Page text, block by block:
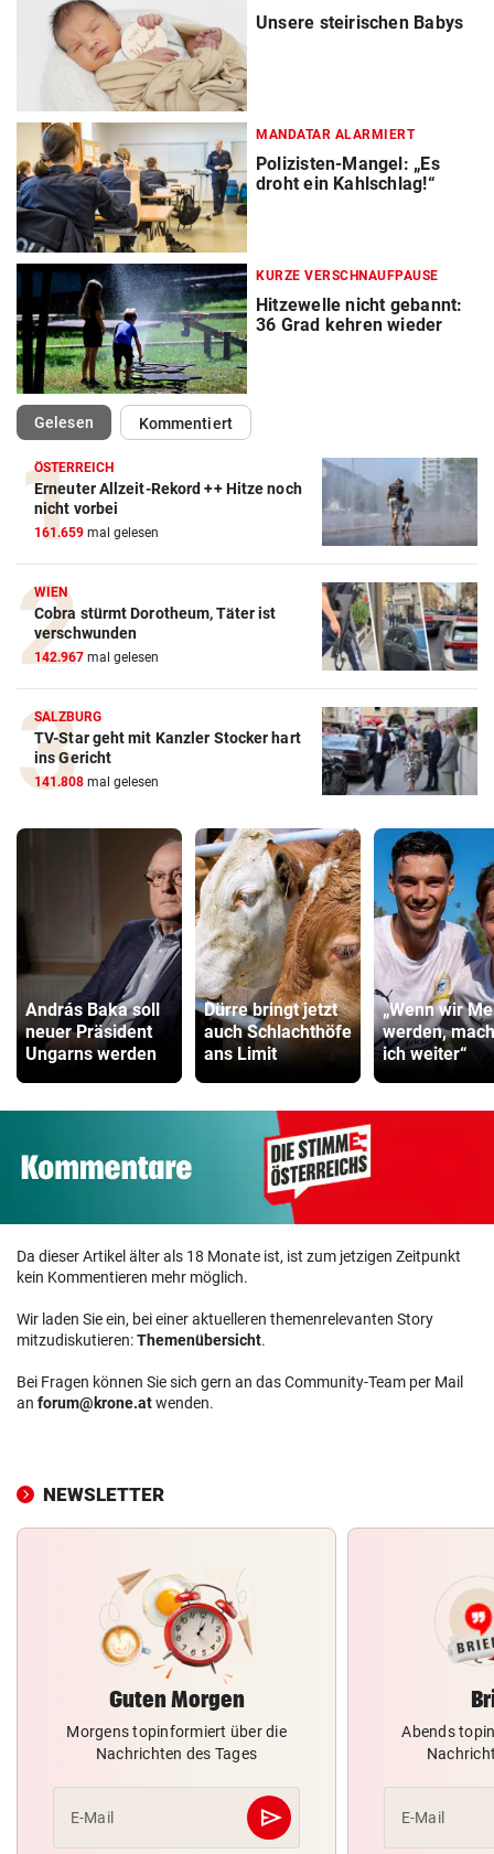
Unsere steirischen Babys
MANDATAR ALARMIERT
Polizisten-Mangel: „Es
droht ein Kahlschlag!“
KURZE VERSCHNAUFPAUSE
Hitzewelle nicht gebannt:
36 Grad kehren wieder
Gelesen(ausgewählt)Kommentiert
ÖSTERREICH
Erneuter Allzeit-Rekord ++ Hitze noch
nicht vorbei
161.659 mal gelesen
WIEN
Cobra stürmt Dorotheum, Täter ist
verschwunden
142.967 mal gelesen
SALZBURG
TV-Star geht mit Kanzler Stocker hart
ins Gericht
141.808 mal gelesen
András Baka soll
neuer Präsident
Ungarns werden
Dürre bringt jetzt
auch Schlachthöfe
ans Limit
„Wenn wir
werden,
ich weiter“
Da dieser Artikel älter als 18 Monate ist, ist zum jetzigen Zeitpunkt
kein Kommentieren mehr möglich.
Wir laden Sie ein, bei einer aktuelleren themenrelevanten Story
mitzudiskutieren:Themenübersicht.
Bei Fragen können Sie sich gern an das Community-Team per Mail
an forum@krone.atwenden.
NEWSLETTER
Guten Morgen
Morgens topinformiert über die
Nachrichten des Tages
E-Mail send
Abschicken
Abends
E-Mail